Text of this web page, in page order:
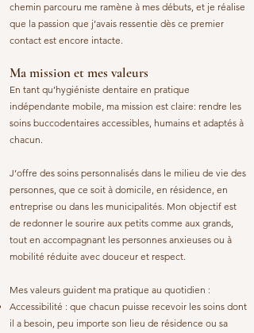
chemin parcouru me ramène à mes débuts, et je réalise
que la passion que j’avais ressentie dès ce premier
contact est encore intacte.
Ma mission et mes valeurs
En tant qu’hygiéniste dentaire en pratique
indépendante mobile, ma mission est claire: rendre les
soins buccodentaires accessibles, humains et adaptés à
chacun.
J’offre des soins personnalisés dans le milieu de vie des
personnes, que ce soit à domicile, en résidence, en
entreprise ou dans les municipalités. Mon objectif est
de redonner le sourire aux petits comme aux grands,
tout en accompagnant les personnes anxieuses ou à
mobilité réduite avec douceur et respect.
Mes valeurs guident ma pratique au quotidien :
Accessibilité : que chacun puisse recevoir les soins dont
il a besoin, peu importe son lieu de résidence ou sa